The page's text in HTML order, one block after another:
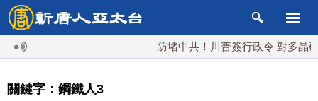
防堵中共！川普簽行政令 對多晶矽
關鍵字：鋼鐵人3